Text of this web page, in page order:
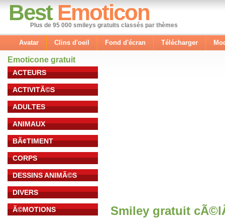
Best Emoticon
Plus de 95 000 smileys gratuits classés par thèmes
Avatar Clins d'oeil Fond d'écran Télécharger
Emoticone gratuit
ACTEURS
ACTIVITÃ©S
ADULTES
ANIMAUX
BÃ¢TIMENT
CORPS
DESSINS ANIMÃ©S
DIVERS
Ã©MOTIONS Smiley gratuit